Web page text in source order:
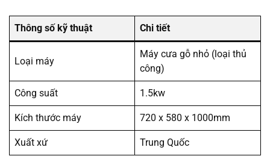
Thông số kỹ thuật Chi tiết
Loại máy
Máy cưa gỗ nhỏ (loại thủ
công)
Công suất 1.5kw
Kích thước máy 720 x 580 x 1000mm
Xuất xứ Trung Quốc